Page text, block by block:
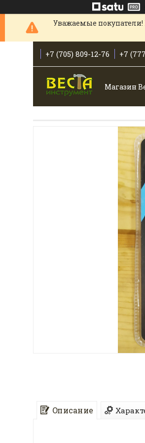
Уважаемые покупатели!
+7 (705) 809-12-76 +7
Магазин
Описание